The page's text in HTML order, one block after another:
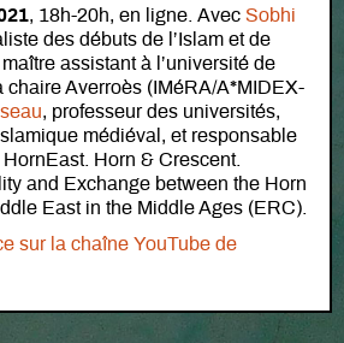
, 18h-20h, en ligne. Avec Sobhi
des débuts de l’Islam et de
assistant à l’université de
chaire Averroès (IMéRA/A*MIDEX-
, professeur des universités,
médiéval, et responsable
Horn & Crescent.
and Exchange between the Horn
East in the Middle Ages (ERC).
sur la chaîne YouTube de